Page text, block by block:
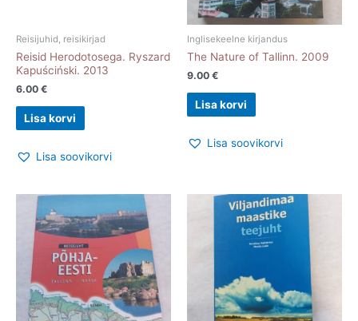
Reisijuhid, reisikirjad
Reisid Herodotosega. Ryszard
Kapuściński. 2013
6.00 €
Lisa korvi
Lisa soovikorvi
Inglisekeelne kirjandus
The Nature of Tallinn. 2009
9.00 €
Lisa korvi
Lisa soovikorvi